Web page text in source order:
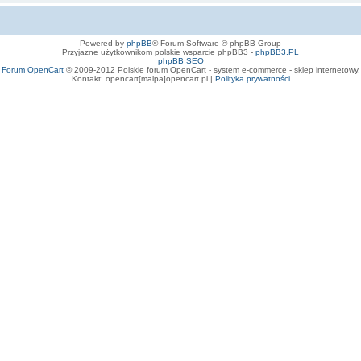
Powered by phpBB® Forum Software © phpBB Group
Przyjazne użytkownikom polskie wsparcie phpBB3 - phpBB3.PL
phpBB SEO
Forum OpenCart© 2009-2012 Polskie forum OpenCart - system e-commerce - sklep internetowy.
Kontakt: opencart[malpa]opencart.pl | Polityka prywatności